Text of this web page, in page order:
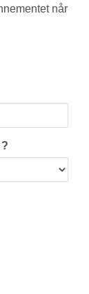
når